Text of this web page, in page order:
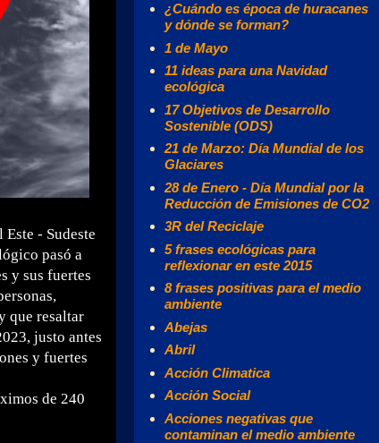
Este - Sudeste
pasó a
y sus fuertes
que resaltar
justo antes
y fuertes
de 240
¿Cuándo es época de huracanes
y dónde se forman?
1 de Mayo
11 ideas para una Navidad
ecológica
17 Objetivos de Desarrollo
Sostenible (ODS)
21 de Marzo: Día Mundial de los
Glaciares
28 de Enero - Día Mundial por la
Reducción de Emisiones de CO2
3R del Reciclaje
5 frases ecológicas para
reflexionar en este 2015
8 frases positivas para el medio
ambiente
Abejas
Abril
Acción Climatica
Acción Social
Acciones negativas que
contaminan el medio ambiente